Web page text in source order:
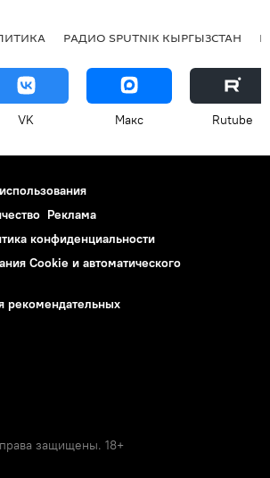
РАДИО SPUTNIK КЫРГЫЗСТАН
VK Макс Rutube
Реклама
конфиденциальности
Cookie и автоматического
рекомендательных
защищены. 18+